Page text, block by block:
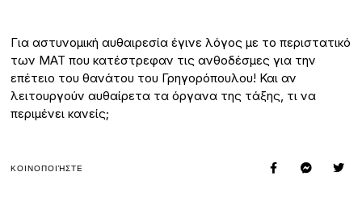
Για αστυνομική αυθαιρεσία έγινε λόγος με το περιστατικό
των ΜΑΤ που κατέστρεφαν τις ανθοδέσμες για την
επέτειο του θανάτου του Γρηγορόπουλου! Και αν
λειτουργούν αυθαίρετα τα όργανα της τάξης, τι να
περιμένει κανείς;
ΚΟΙΝΟΠΟΙΉΣΤΕ